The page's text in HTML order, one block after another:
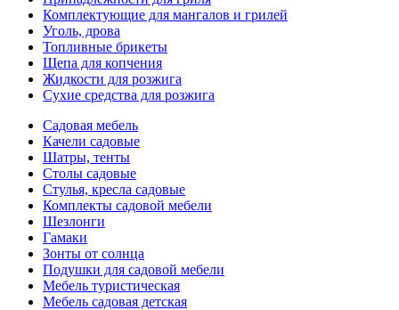
Комплектующие для мангалов и грилей
Уголь, дрова
Топливные брикеты
Щепа для копчения
Жидкости для розжига
Сухие средства для розжига
Садовая мебель
Качели садовые
Шатры, тенты
Столы садовые
Стулья, кресла садовые
Комплекты садовой мебели
Шезлонги
Гамаки
Зонты от солнца
Подушки для садовой мебели
Мебель туристическая
Мебель садовая детская